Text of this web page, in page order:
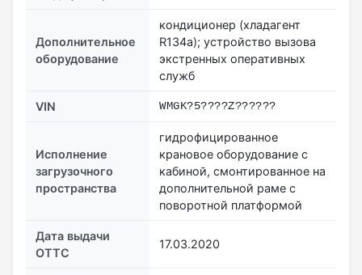
Дополнительное
оборудование
кондиционер (хладагент
R134a); устройство вызова
экстренных оперативных
служб
VIN WMGK?5????Z??????
Исполнение
загрузочного
пространства
гидрофицированное
крановое оборудование с
кабиной, смонтированное на
дополнительной раме с
поворотной платформой
Дата выдачи
ОТТС
17.03.2020